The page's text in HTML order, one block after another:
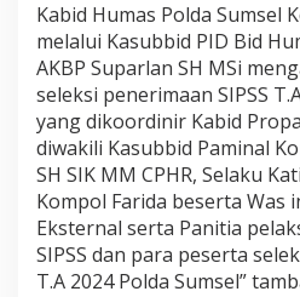
t
Kabid Humas Polda Sumsel
melalui Kasubbid PID Bid
AKBP Suparlan SH MSi
seleksi penerimaan SIPSS
yang dikoordinir Kabid
diwakili Kasubbid Paminal
SH SIK MM CPHR, Selaku
Kompol Farida beserta Was
Eksternal serta Panitia
SIPSS dan para peserta
T.A 2024 Polda Sumsel”